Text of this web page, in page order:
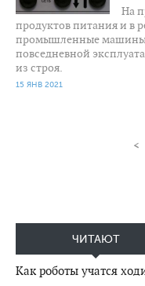
На
продуктов питания и в
промышленные машины
повседневной
из строя.
15 ЯНВ 2021
<
ЧИТАЮТ
Как роботы учатся